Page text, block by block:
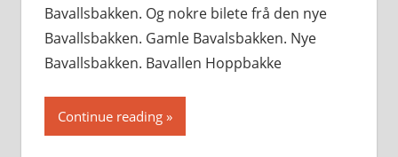
Bavallsbakken. Og nokre bilete frå den nye
Bavallsbakken. Gamle Bavalsbakken. Nye
Bavallsbakken. Bavallen Hoppbakke
Continue reading